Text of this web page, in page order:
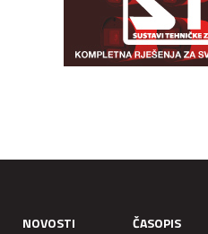
NOVOSTI ČASOPIS